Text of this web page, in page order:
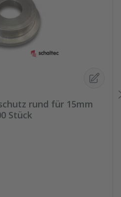
rund für 15mm
Stück